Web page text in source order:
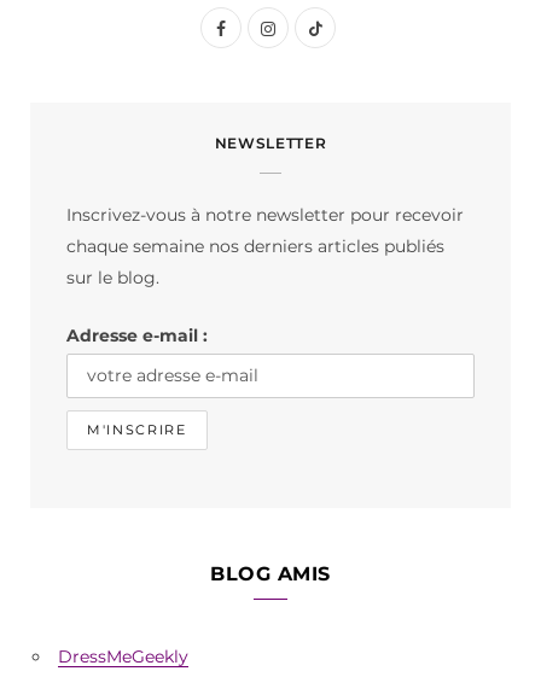
F
e
I
t
m
T
T
NEWSLETTER
Inscrivez-vous à notre newsletter pour recevoir
chaque semaine nos derniers articles publiés
sur le blog.
Adresse e-mail :
BLOG AMIS
DressMeGeekly